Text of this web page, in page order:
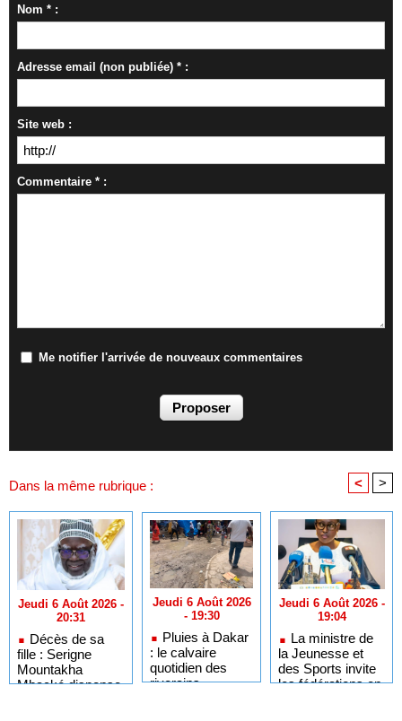
Nom * :
Adresse email (non publiée) * :
Site web :
Commentaire * :
Me notifier l'arrivée de nouveaux commentaires
Dans la même rubrique : < >
Jeudi 6 Août 2026 -
20:31
Décès de sa
fille : Serigne
Mountakha
Mbacké dispense
Jeudi 6 Août 2026
- 19:30
Pluies à Dakar
: le calvaire
quotidien des
riverains,
Jeudi 6 Août 2026 -
19:04
La ministre de
la Jeunesse et
des Sports invite
les fédérations en